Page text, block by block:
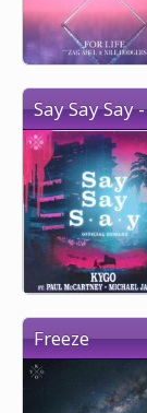
Say Say Say
Freeze